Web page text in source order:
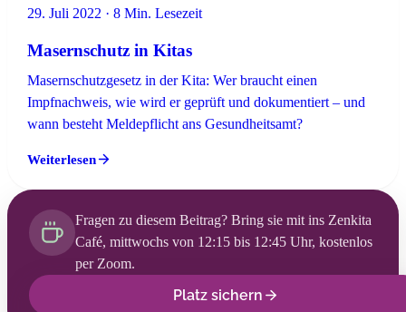
29. Juli 2022 · 8 Min. Lesezeit
Masernschutz in Kitas
Masernschutzgesetz in der Kita: Wer braucht einen
Impfnachweis, wie wird er geprüft und dokumentiert – und
wann besteht Meldepflicht ans Gesundheitsamt?
Weiterlesen
Fragen zu diesem Beitrag? Bring sie mit ins Zenkita
Café, mittwochs von 12:15 bis 12:45 Uhr, kostenlos
per Zoom.
Platz sichern